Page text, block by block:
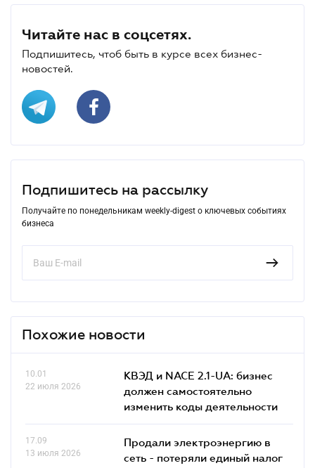
Читайте нас в соцсетях.
Подпишитесь, чтоб быть в курсе всех бизнес-
новостей.
Подпишитесь на рассылку
Получайте по понедельникам weekly-digest о ключевых событиях
бизнеса
Похожие новости
10.01
22 июля 2026
КВЭД и NACE 2.1-UA: бизнес
должен самостоятельно
изменить коды деятельности
17.09
13 июля 2026
Продали электроэнергию в
сеть - потеряли единый налог